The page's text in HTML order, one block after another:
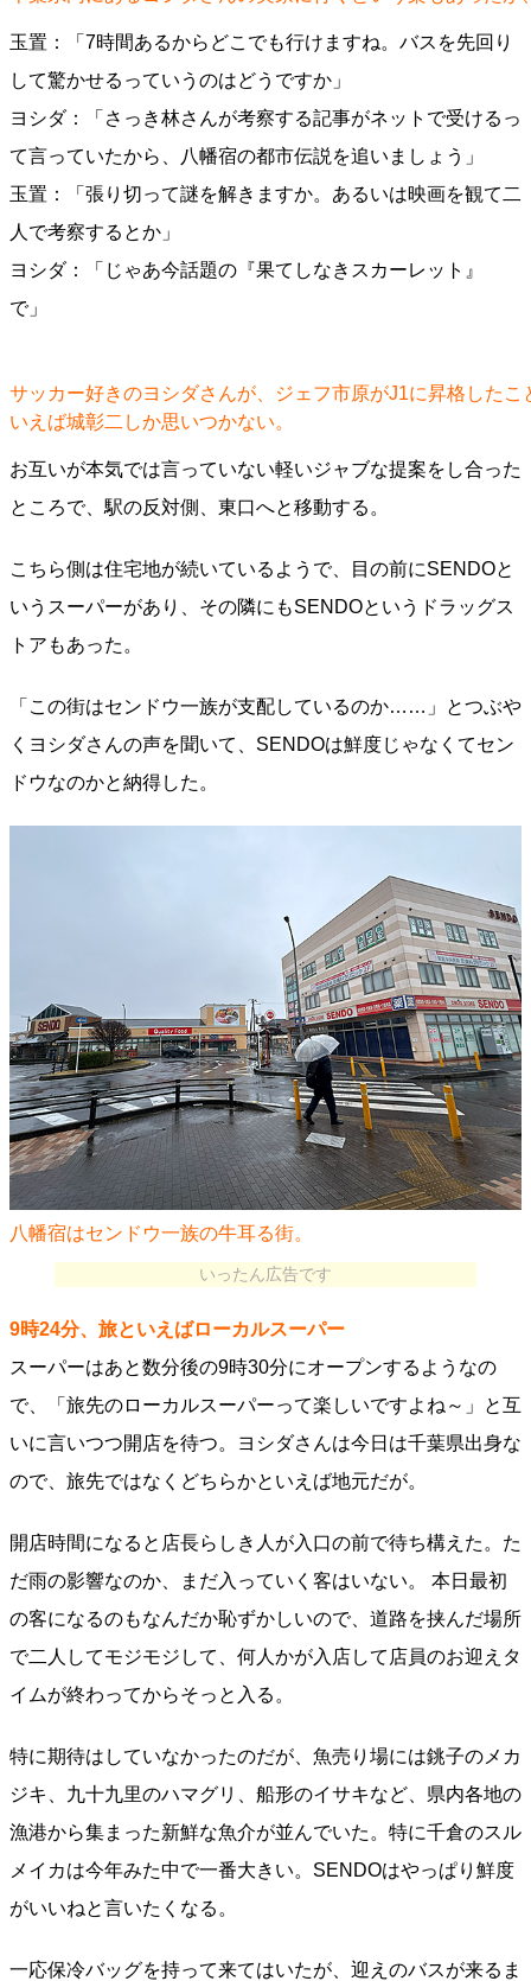
玉置：「7時間あるからどこでも行けますね。バスを先回り
して驚かせるっていうのはどうですか」
ヨシダ：「さっき林さんが考察する記事がネットで受けるっ
て言っていたから、八幡宿の都市伝説を追いましょう」
玉置：「張り切って謎を解きますか。あるいは映画を観て二
人で考察するとか」
ヨシダ：「じゃあ今話題の『果てしなきスカーレット』
で」
サッカー好きのヨシダさんが、ジェフ市原がJ1に昇格した
いえば城彰二しか思いつかない。
お互いが本気では言っていない軽いジャブな提案をし合った
ところで、駅の反対側、東口へと移動する。
こちら側は住宅地が続いているようで、目の前にSENDOと
いうスーパーがあり、その隣にもSENDOというドラッグス
トアもあった。
「この街はセンドウ一族が支配しているのか……」とつぶや
くヨシダさんの声を聞いて、SENDOは鮮度じゃなくてセン
ドウなのかと納得した。
八幡宿はセンドウ一族の牛耳る街。
いったん広告です
9時24分、旅といえばローカルスーパー
スーパーはあと数分後の9時30分にオープンするようなの
で、「旅先のローカルスーパーって楽しいですよね～」と互
いに言いつつ開店を待つ。ヨシダさんは今日は千葉県出身な
ので、旅先ではなくどちらかといえば地元だが。
開店時間になると店長らしき人が入口の前で待ち構えた。た
だ雨の影響なのか、まだ入っていく客はいない。 本日最初
の客になるのもなんだか恥ずかしいので、道路を挟んだ場所
で二人してモジモジして、何人かが入店して店員のお迎えタ
イムが終わってからそっと入る。
特に期待はしていなかったのだが、魚売り場には銚子のメカ
ジキ、九十九里のハマグリ、船形のイサキなど、県内各地の
漁港から集まった新鮮な魚介が並んでいた。特に千倉のスル
メイカは今年みた中で一番大きい。SENDOはやっぱり鮮度
がいいねと言いたくなる。
一応保冷バッグを持って来てはいたが、迎えのバスが来るま